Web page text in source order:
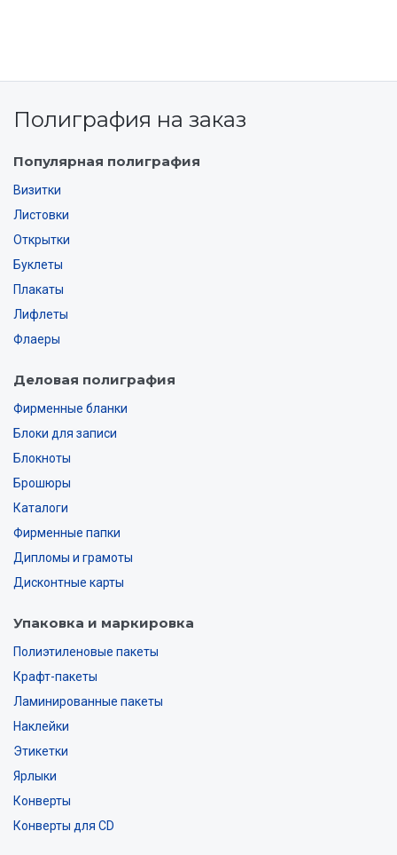
Полиграфия на заказ
Популярная полиграфия
Визитки
Листовки
Открытки
Буклеты
Плакаты
Лифлеты
Флаеры
Деловая полиграфия
Фирменные бланки
Блоки для записи
Блокноты
Брошюры
Каталоги
Фирменные папки
Дипломы и грамоты
Дисконтные карты
Упаковка и маркировка
Полиэтиленовые пакеты
Крафт-пакеты
Ламинированные пакеты
Наклейки
Этикетки
Ярлыки
Конверты
Конверты для CD